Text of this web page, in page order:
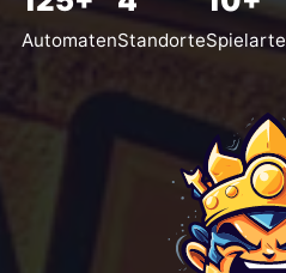
AutomatenStandorte